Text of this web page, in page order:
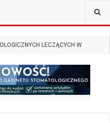
LECZĄCYCH W